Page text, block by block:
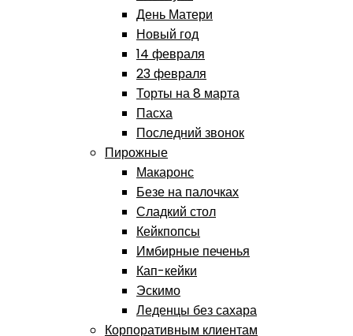
День Матери
Новый год
14 февраля
23 февраля
Торты на 8 марта
Пасха
Последний звонок
Пирожные
Макаронс
Безе на палочках
Сладкий стол
Кейкпопсы
Имбирные печенья
Кап-кейки
Эскимо
Леденцы без сахара
Корпоративным клиентам